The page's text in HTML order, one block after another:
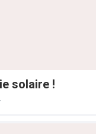
solaire !